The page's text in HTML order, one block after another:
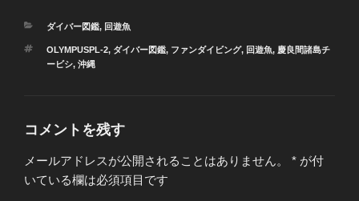
カ
ゴ
ダイバー図鑑, 回遊魚
タ
グ
OLYMPUSPL-2, ダイバー図鑑, ファンダイビング, 回遊魚, 慶良間諸島チ
ービシ, 沖縄
コメントを残す
メールアドレスが公開されることはありません。 * が付
いている欄は必須項目です